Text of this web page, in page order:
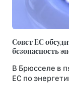
Совет ЕС
безопасность
В Брюсселе в
ЕС по